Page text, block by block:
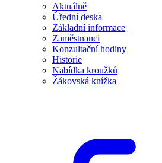
Aktuálně
Úřední deska
Základní informace
Zaměstnanci
Konzultační hodiny
Historie
Nabídka kroužků
Žákovská knížka